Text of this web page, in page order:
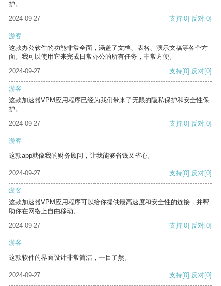
护。
2024-09-27
支持[0] 反对[0]
游客
这款办公软件的功能非常全面，涵盖了文档、表格、演示文稿等各个方
面。我可以使用它来完成日常办公的所有任务，非常方便。
2024-09-27
支持[0] 反对[0]
游客
这款加速器VPM应用程序已经为我们带来了无限的隐私保护和安全性保
护。
2024-09-27
支持[0] 反对[0]
游客
这款app就像我的财务顾问，让我能够省钱又省心。
2024-09-27 支持[0] 反对[0]
游客
这款加速器VPM应用程序可以给你提供最高速度和安全性的连接，并帮
助你在网络上自由移动。
2024-09-27
支持[0] 反对[0]
游客
这款软件的界面设计非常简洁，一目了然。
2024-09-27 支持[0] 反对[0]